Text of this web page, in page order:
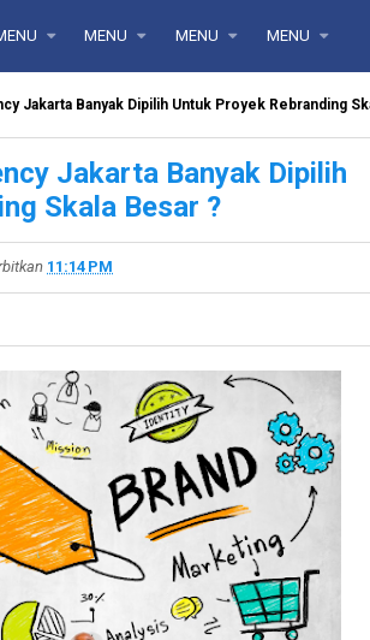
MENU MENU MENU
Banyak Dipilih Untuk Proyek Rebranding Skala
Jakarta Banyak Dipilih
Skala Besar ?
11:14 PM